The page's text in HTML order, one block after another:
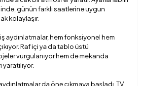
günün farklı saatlerine uygun
kolaylaşır.
aydınlatmalar, hem fonksiyonel hem
Raf içi ya da tablo üstü
vurgulanıyor hem de mekanda
da öne çıkmaya başladı. TV